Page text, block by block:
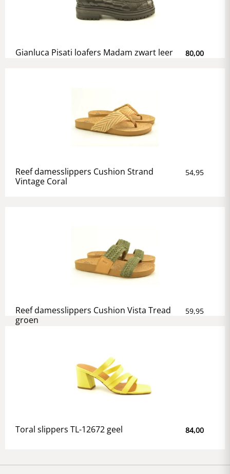
Gianluca Pisati loafers Madam zwart leer 80,00
Reef damesslippers Cushion Strand
Vintage Coral
54,95
Reef damesslippers Cushion Vista Tread
groen
59,95
Toral slippers TL-12672 geel 84,00